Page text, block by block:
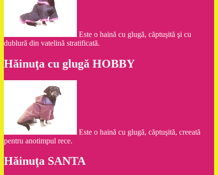
Este o haină cu glugă, căptuşită şi cu
dublură din vatelină stratificată.
Hăinuţa cu glugă HOBBY
Este o haină cu glugă, căptuşită, creeată
pentru anotimpul rece.
Hăinuţa SANTA